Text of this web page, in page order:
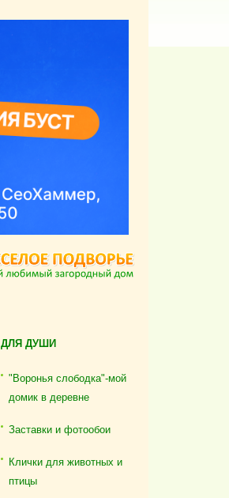
ДЛЯ ДУШИ
"Воронья слободка"-мой
домик в деревне
Заставки и фотообои
Клички для животных и
птицы